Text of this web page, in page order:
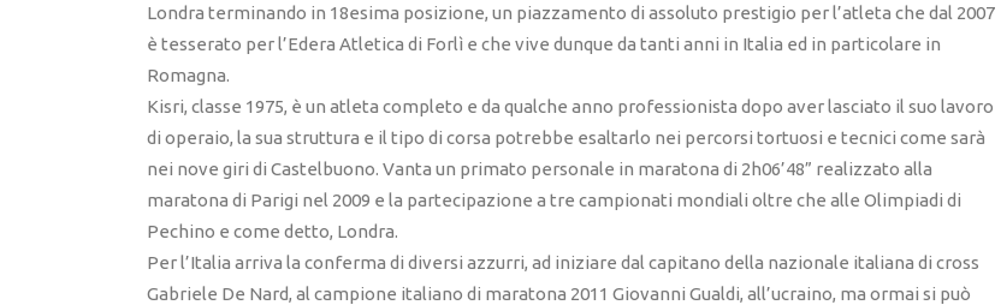
Londra terminando in 18esima posizione, un piazzamento di assoluto prestigio per l’atleta che dal 2007
è tesserato per l’Edera Atletica di Forlì e che vive dunque da tanti anni in Italia ed in particolare in
Romagna.
Kisri, classe 1975, è un atleta completo e da qualche anno professionista dopo aver lasciato il suo lavoro
di operaio, la sua struttura e il tipo di corsa potrebbe esaltarlo nei percorsi tortuosi e tecnici come sarà
nei nove giri di Castelbuono. Vanta un primato personale in maratona di 2h06’48” realizzato alla
maratona di Parigi nel 2009 e la partecipazione a tre campionati mondiali oltre che alle Olimpiadi di
Pechino e come detto, Londra.
Per l’Italia arriva la conferma di diversi azzurri, ad iniziare dal capitano della nazionale italiana di cross
Gabriele De Nard, al campione italiano di maratona 2011 Giovanni Gualdi, all’ucraino, ma ormai si può